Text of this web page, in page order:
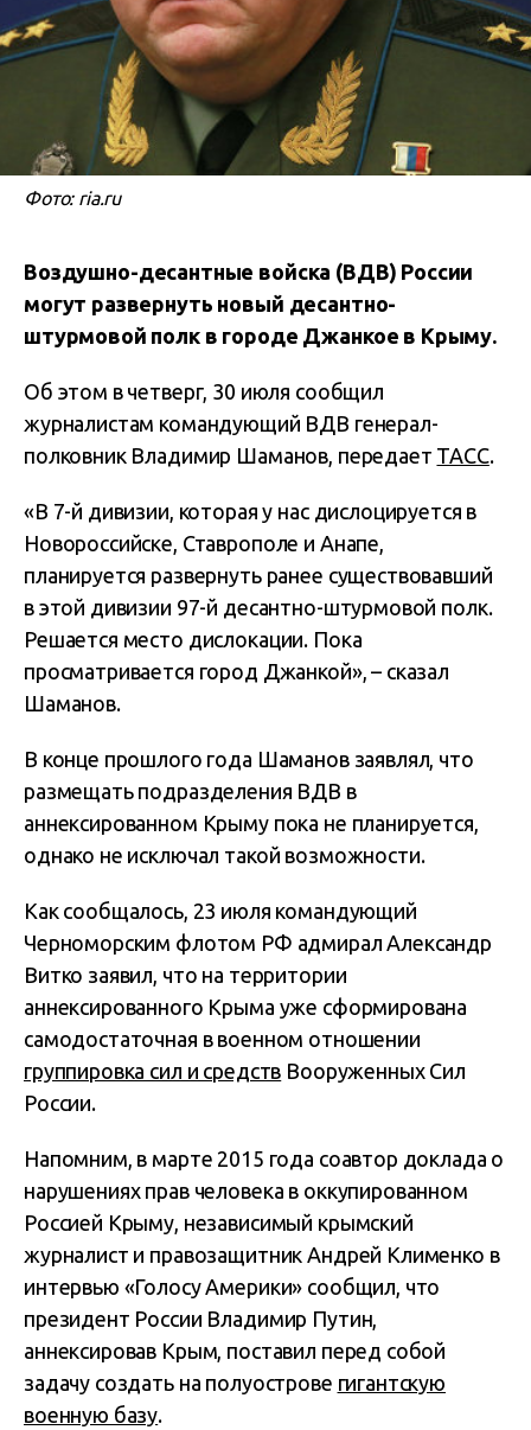
Фото: ria.ru
Воздушно-десантные войска (ВДВ) России
могут развернуть новый десантно-
штурмовой полк в городе Джанкое в Крыму.
Об этом в четверг, 30 июля сообщил
журналистам командующий ВДВ генерал-
полковник Владимир Шаманов, передает ТАСС.
«В 7-й дивизии, которая у нас дислоцируется в
Новороссийске, Ставрополе и Анапе,
планируется развернуть ранее существовавший
в этой дивизии 97-й десантно-штурмовой полк.
Решается место дислокации. Пока
просматривается город Джанкой», – сказал
Шаманов.
В конце прошлого года Шаманов заявлял, что
размещать подразделения ВДВ в
аннексированном Крыму пока не планируется,
однако не исключал такой возможности.
Как сообщалось, 23 июля командующий
Черноморским флотом РФ адмирал Александр
Витко заявил, что на территории
аннексированного Крыма уже сформирована
самодостаточная в военном отношении
группировка сил и средств Вооруженных Сил
России.
Напомним, в марте 2015 года соавтор доклада о
нарушениях прав человека в оккупированном
Россией Крыму, независимый крымский
журналист и правозащитник Андрей Клименко в
интервью «Голосу Америки» сообщил, что
президент России Владимир Путин,
аннексировав Крым, поставил перед собой
задачу создать на полуострове гигантскую
военную базу.